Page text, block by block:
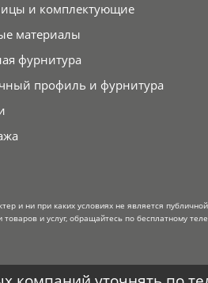
и комплектующие
материалы
фурнитура
профиль и фурнитура
и ни при каких условиях не является
и услуг, обращайтесь по бесплатному